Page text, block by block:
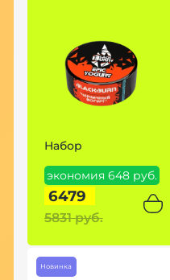
Набор
экономия 648 руб.
6479
5831 руб.
Новинка